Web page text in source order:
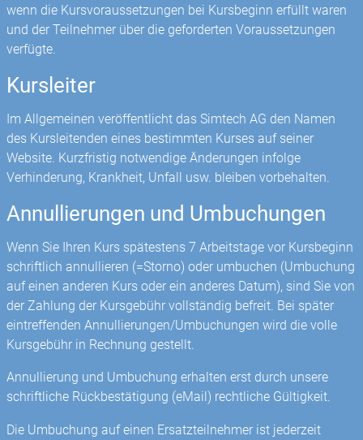
wenn die Kursvoraussetzungen bei Kursbeginn erfüllt waren
und der Teilnehmer über die geforderten Voraussetzungen
verfügte.
Kursleiter
Im Allgemeinen veröffentlicht das Simtech AG den Namen
des Kursleitenden eines bestimmten Kurses auf seiner
Website. Kurzfristig notwendige Änderungen infolge
Verhinderung, Krankheit, Unfall usw. bleiben vorbehalten.
Annullierungen und Umbuchungen
Wenn Sie Ihren Kurs spätestens 7 Arbeitstage vor Kursbeginn
schriftlich annullieren (=Storno) oder umbuchen (Umbuchung
auf einen anderen Kurs oder ein anderes Datum), sind Sie von
der Zahlung der Kursgebühr vollständig befreit. Bei später
eintreffenden Annullierungen/Umbuchungen wird die volle
Kursgebühr in Rechnung gestellt.
Annullierung und Umbuchung erhalten erst durch unsere
schriftliche Rückbestätigung (eMail) rechtliche Gültigkeit.
Die Umbuchung auf einen Ersatzteilnehmer ist jederzeit